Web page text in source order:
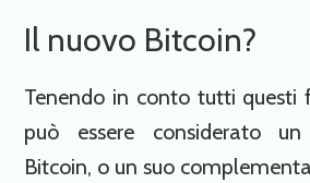
Il nuovo Bitcoin?
Tenendo in conto tutti questi
può essere considerato
Bitcoin, o un suo